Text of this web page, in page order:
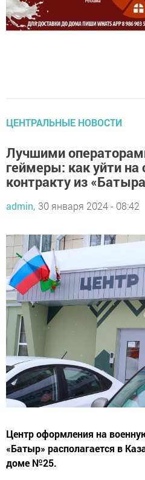
ЦЕНТРАЛЬНЫЕ НОВОСТИ
Лучшими
геймеры: как уйти на
контракту из
admin, 30 января 2024 - 08:42
Центр оформления на
«Батыр» располагается в
доме №25.